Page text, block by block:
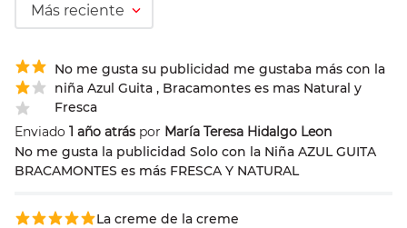
Comentario
Califique el producto de 1 a 5 estrellas
Su nombre
Más reciente
No me gusta su publicidad me gustaba más con la
niña Azul Guita , Bracamontes es mas Natural y
Fresca
Enviado 1 año atrás por María Teresa Hidalgo Leon
No me gusta la publicidad Solo con la Niña AZUL GUITA
BRACAMONTES es más FRESCA Y NATURAL
La creme de la creme